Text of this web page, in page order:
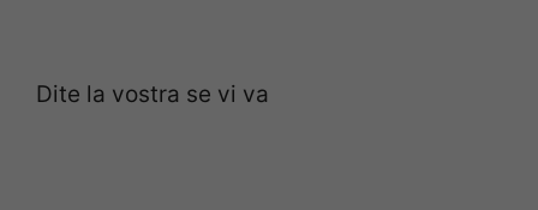
Dite la vostra se vi va